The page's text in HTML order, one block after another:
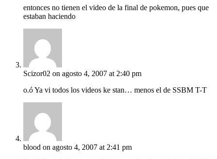
entonces no tienen el video de la final de pokemon, pues que
estaban haciendo
Scizor02 on agosto 4, 2007 at 2:40 pm
o.ó Ya vi todos los videos ke stan… menos el de SSBM T-T
blood on agosto 4, 2007 at 2:41 pm